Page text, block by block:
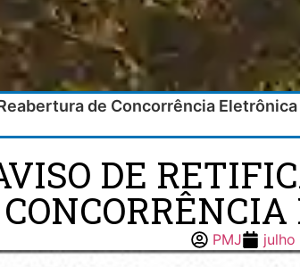
de Concorrência
DE
PMJ